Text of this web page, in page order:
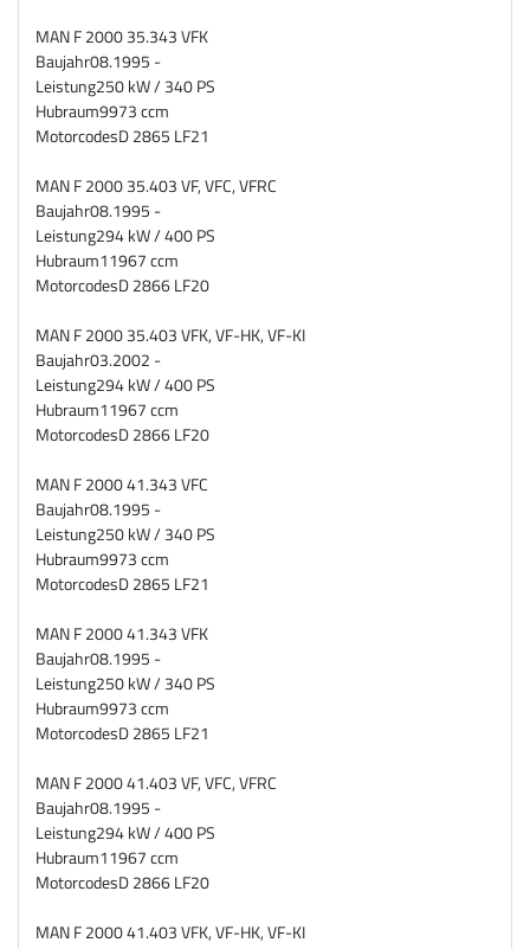
MAN F 2000 35.343 VFK
Baujahr08.1995 -
Leistung250 kW / 340 PS
Hubraum9973 ccm
MotorcodesD 2865 LF21
MAN F 2000 35.403 VF, VFC, VFRC
Baujahr08.1995 -
Leistung294 kW / 400 PS
Hubraum11967 ccm
MotorcodesD 2866 LF20
MAN F 2000 35.403 VFK, VF-HK, VF-KI
Baujahr03.2002 -
Leistung294 kW / 400 PS
Hubraum11967 ccm
MotorcodesD 2866 LF20
MAN F 2000 41.343 VFC
Baujahr08.1995 -
Leistung250 kW / 340 PS
Hubraum9973 ccm
MotorcodesD 2865 LF21
MAN F 2000 41.343 VFK
Baujahr08.1995 -
Leistung250 kW / 340 PS
Hubraum9973 ccm
MotorcodesD 2865 LF21
MAN F 2000 41.403 VF, VFC, VFRC
Baujahr08.1995 -
Leistung294 kW / 400 PS
Hubraum11967 ccm
MotorcodesD 2866 LF20
MAN F 2000 41.403 VFK, VF-HK, VF-KI